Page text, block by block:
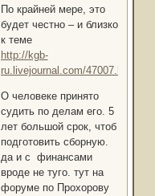
По крайней мере, это
будет честно – и близко
к теме
http://kgb-
ru.livejournal.com/47007.html
О человеке принято
судить по делам его. 5
лет большой срок, чтоб
подготовить сборную.
да и с финансами
вроде не туго. тут на
форуме по Прохорову